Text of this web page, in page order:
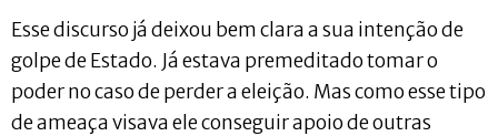
Esse discurso já deixou bem clara a sua intenção de
golpe de Estado. Já estava premeditado tomar o
poder no caso de perder a eleição. Mas como esse tipo
de ameaça visava ele conseguir apoio de outras